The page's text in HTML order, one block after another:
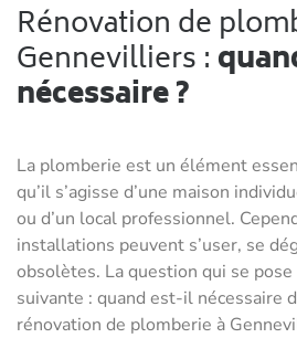
Rénovation de plomberie à
Gennevilliers :
nécessaire ?
La plomberie est un élément
qu’il s’agisse d’une maison
ou d’un local professionnel.
installations peuvent s’user, se
obsolètes. La question qui se
suivante : quand est-il nécessaire
rénovation de plomberie à